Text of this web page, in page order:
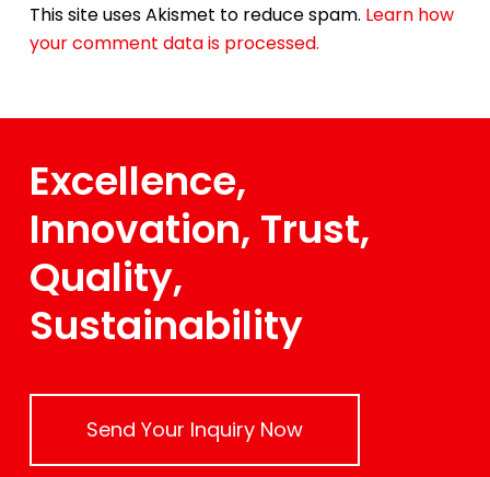
This site uses Akismet to reduce spam. Learn how
your comment data is processed.
Excellence,
Innovation, Trust,
Quality,
Sustainability
Send Your Inquiry Now